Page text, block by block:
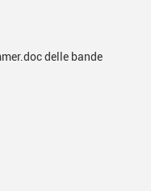
delle bande